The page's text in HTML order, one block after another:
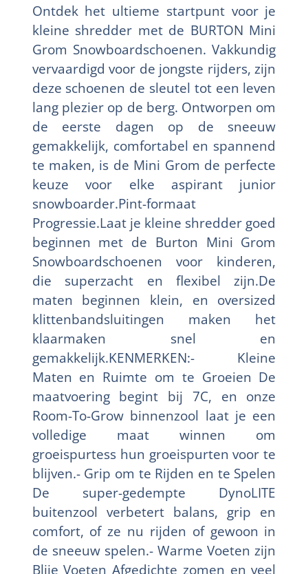
Ontdek het ultieme startpunt voor je
kleine shredder met de BURTON Mini
Grom Snowboardschoenen. Vakkundig
vervaardigd voor de jongste rijders, zijn
deze schoenen de sleutel tot een leven
lang plezier op de berg. Ontworpen om
de eerste dagen op de sneeuw
gemakkelijk, comfortabel en spannend
te maken, is de Mini Grom de perfecte
keuze voor elke aspirant junior
snowboarder.Pint-formaat
Progressie.Laat je kleine shredder goed
beginnen met de Burton Mini Grom
Snowboardschoenen voor kinderen,
die superzacht en flexibel zijn.De
maten beginnen klein, en oversized
klittenbandsluitingen maken het
klaarmaken snel en
gemakkelijk.KENMERKEN:- Kleine
Maten en Ruimte om te Groeien De
maatvoering begint bij 7C, en onze
Room-To-Grow binnenzool laat je een
volledige maat winnen om
groeispurtess hun groeispurten voor te
blijven.- Grip om te Rijden en te Spelen
De super-gedempte DynoLITE
buitenzool verbetert balans, grip en
comfort, of ze nu rijden of gewoon in
de sneeuw spelen.- Warme Voeten zijn
Blije Voeten Afgedichte zomen en veel